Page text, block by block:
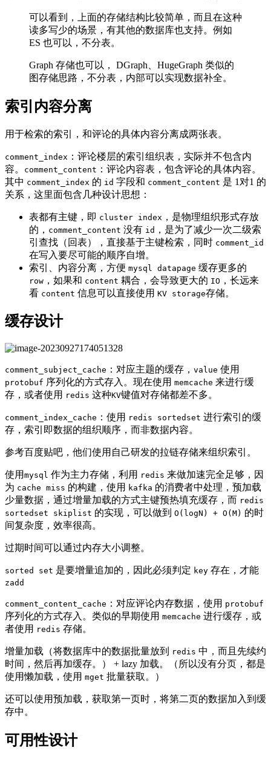
可以看到，上面的存储结构比较简单，而且在这种
读多写少的场景，有其他的数据库也支持。例如
ES 也可以，不分表。
Graph 存储也可以， DGraph、HugeGraph 类似的
图存储思路，不分表，内部可以实现数据补全。
索引内容分离
用于检索的索引，和评论的具体内容分离成两张表。
comment_index ：评论楼层的索引组织表，实际并不包含内
容。
comment_content ：评论内容表，包含评论的具体内容。
其中 comment_index 的 id 字段和 comment_content 是 1对1 的
关系，这里面包含几种设计思想：
表都有主键，即 cluster index ，是物理组织形式存放
的， comment_content 没有 id ，是为了减少一次二级索
引查找（回表），直接基于主键检索，同时 comment_id
在写入要尽可能的顺序自增。
索引、内容分离，方便 mysql datapage 缓存更多的
row ，如果和 content 耦合，会导致更大的 IO ，长远来
看 content 信息可以直接使用 KV storage存储。
缓存设计
comment_subject_cache ：对应主题的缓存， value 使用
protobuf 序列化的方式存入。现在使用 memcache 来进行缓
存，或者使用 redis 这种KV键值对存储都差不多。
comment_index_cache ：使用 redis sortedset 进行索引的缓
存，索引即数据的组织顺序，而非数据内容。
参考百度贴吧，他们使用自己研发的拉链存储来组织索引。
使用 mysql 作为主力存储，利用 redis 来做加速完全足够，因
为 cache miss 的构建，使用 kafka 的消费者中处理，预加载
少量数据，通过增量加载的方式主键预热填充缓存，而 redis
sortedset skiplist 的实现，可以做到 O(logN) + O(M) 的时
间复杂度，效率很高。
过期时间可以通过内存大小调整。
sorted set 是要增量追加的，因此必须判定 key 存在，才能
zadd
comment_content_cache ：对应评论内存数据，使用 protobuf
序列化的方式存入。类似的早期使用 memcache 进行缓存，或
者使用 redis 存储。
增量加载（将数据库中的数据批量放到 redis 中，而且先续约
时间，然后再加缓存。） + lazy 加载。（所以没有分页，都是
使用懒加载，使用 mget 批量获取。）
还可以使用预加载，获取第一页时，将第二页的数据加入到缓
存中。
可用性设计